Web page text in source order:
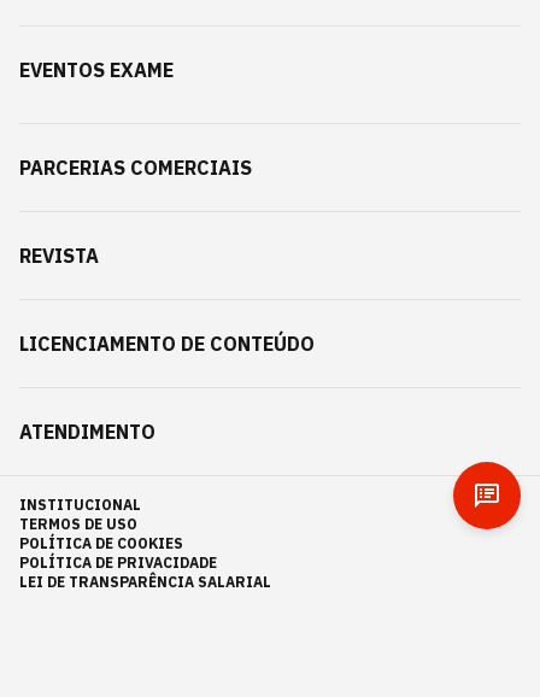
EVENTOS EXAME
PARCERIAS COMERCIAIS
REVISTA
LICENCIAMENTO DE CONTEÚDO
ATENDIMENTO
INSTITUCIONAL
TERMOS DE USO
POLÍTICA DE COOKIES
POLÍTICA DE PRIVACIDADE
LEI DE TRANSPARÊNCIA SALARIAL